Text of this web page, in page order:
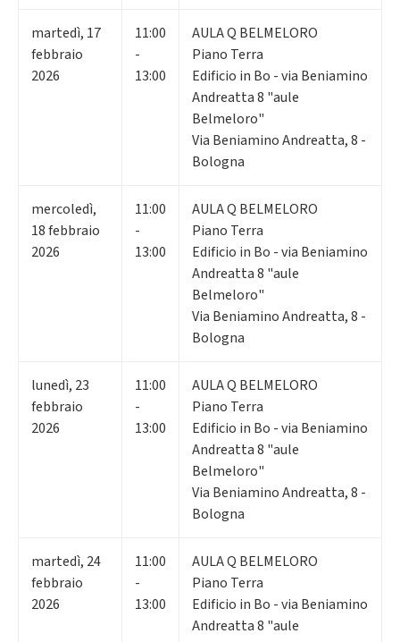
martedì, 17
febbraio
2026
11:00
-
13:00
AULA Q BELMELORO
Piano Terra
Edificio in Bo - via Beniamino
Andreatta 8 "aule
Belmeloro"
Via Beniamino Andreatta, 8 -
Bologna
mercoledì,
18febbraio
2026
11:00
-
13:00
AULA Q BELMELORO
Piano Terra
Edificio in Bo - via Beniamino
Andreatta 8 "aule
Belmeloro"
Via Beniamino Andreatta, 8 -
Bologna
lunedì, 23
febbraio
2026
11:00
-
13:00
AULA Q BELMELORO
Piano Terra
Edificio in Bo - via Beniamino
Andreatta 8 "aule
Belmeloro"
Via Beniamino Andreatta, 8 -
Bologna
martedì, 24
febbraio
2026
11:00
-
13:00
AULA Q BELMELORO
Piano Terra
Edificio in Bo - via Beniamino
Andreatta 8 "aule